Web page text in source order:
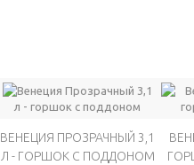
ВЕНЕЦИЯ ПРОЗРАЧНЫЙ 3,1
Л - ГОРШОК С ПОДДОНОМ